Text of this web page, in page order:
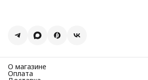
О магазине
Оплата